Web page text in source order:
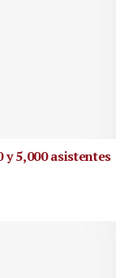
5,000 asistentes